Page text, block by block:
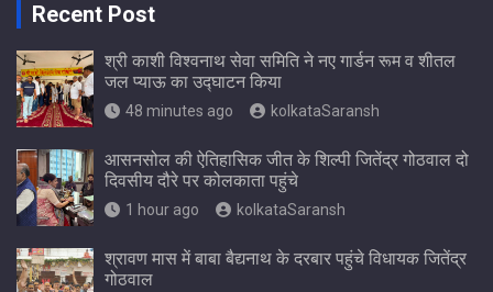
Recent Post
श्री काशी विश्वनाथ सेवा समिति ने नए गार्डन रूम व शीतल
जल प्याऊ का उद्घाटन किया
48 minutes ago kolkataSaransh
आसनसोल की ऐतिहासिक जीत के शिल्पी जितेंद्र गोठवाल दो
दिवसीय दौरे पर कोलकाता पहुंचे
1 hour ago kolkataSaransh
श्रावण मास में बाबा बैद्यनाथ के दरबार पहुंचे विधायक जितेंद्र
गोठवाल